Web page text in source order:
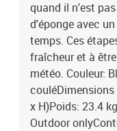
quand il n'est
d'éponge avec
temps. Ces
fraîcheur et à
météo. Couleur:
x H)Poids: 23.4
Outdoor